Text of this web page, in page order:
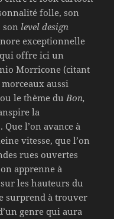
folle, son
son level design
exceptionnelle
offre ici un
Morricone (citant
morceaux aussi
ou le thème duBon,
la
l’on avance à
vitesse, que l’on
rues ouvertes
apprenne à
les hauteurs du
surprend à trouver
genre qui aura